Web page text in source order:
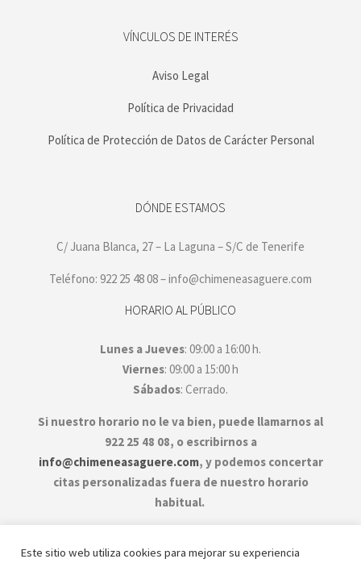
VÍNCULOS DE INTERÉS
Aviso Legal
Política de Privacidad
Política de Protección de Datos de Carácter Personal
DÓNDE ESTAMOS
C/ Juana Blanca, 27 – La Laguna – S/C de Tenerife
Teléfono: 922 25 48 08 – info@chimeneasaguere.com
HORARIO AL PÚBLICO
Lunes a Jueves: 09:00 a 16:00 h.
Viernes: 09:00 a 15:00 h
Sábados: Cerrado.
Si nuestro horario no le va bien, puede llamarnos al
922 25 48 08, o escribirnos a
info@chimeneasaguere.com, y podemos concertar
citas personalizadas fuera de nuestro horario
habitual.
Este sitio web utiliza cookies para mejorar su experiencia